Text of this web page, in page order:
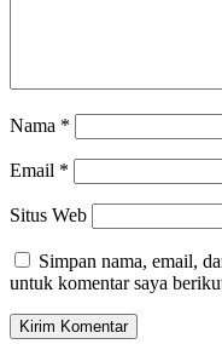
Nama *
Email *
Situs Web
Simpan nama, email,
untuk komentar saya